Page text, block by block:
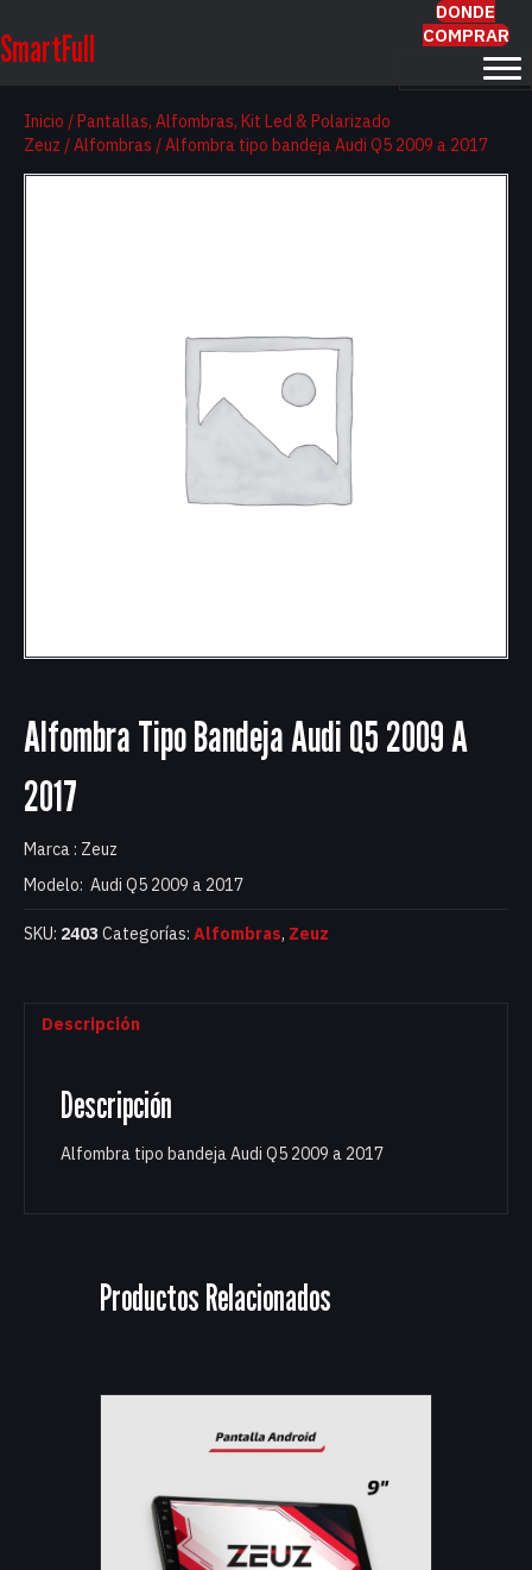
SmartFull
DONDE
COMPRAR
Inicio /Pantallas, Alfombras, Kit Led & Polarizado
Zeuz /Alfombras / Alfombra tipo bandeja Audi Q5 2009 a 2017
Alfombra Tipo Bandeja Audi Q5 2009 A
2017
Marca : Zeuz
Modelo: Audi Q5 2009 a 2017
SKU: 2403 Categorías: Alfombras, Zeuz
Descripción
Descripción
Alfombra tipo bandeja Audi Q5 2009 a 2017
Productos Relacionados